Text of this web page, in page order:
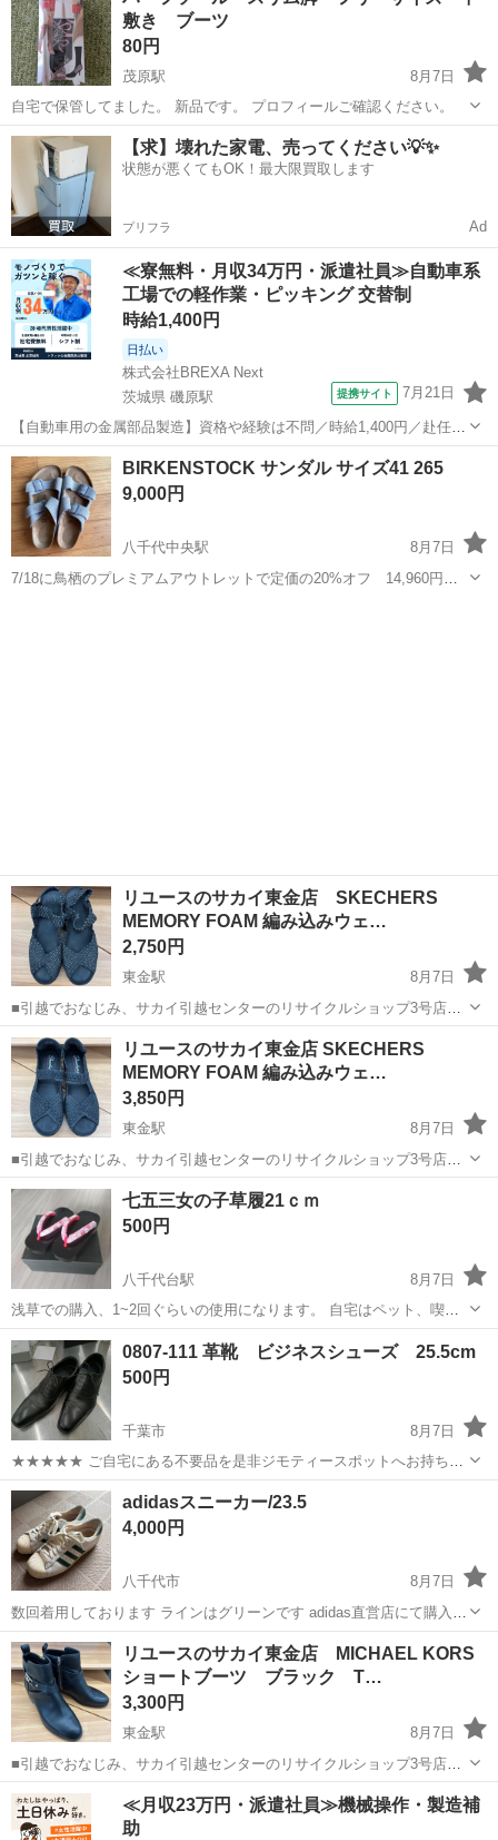
あります。その場合相談し...
敷き ブーツ
80円
茂原駅
8月7日
自宅で保管してました。 新品です。 プロフィールご確認ください。
千葉 茂原市 茂原駅 靴 新品
【求】壊れた家電、売ってください💡✨
状態が悪くてもOK！最大限買取します
プリフラ Ad
≪寮無料・月収34万円・派遣社員≫自動車系
工場での軽作業・ピッキング 交替制
時給1,400円
日払い
株式会社BREXA Next
茨城県 磯原駅
提携サイト 7月21日
【自動車用の金属部品製造】資格や経験は不問／時給1,400円／赴任旅
費会社負担／正社員登用のチャンスあり／食堂利用可能／マイカー通
勤OK《茨城県茨城市》 人気の工場のお仕事 ◇トラックの金属部品の
製造◇ ★トラックの金属...
茨城 北茨城市 磯原駅 その他
BIRKENSTOCK サンダル サイズ41 265
9,000円
八千代中央駅
8月7日
7/18に鳥栖のプレミアムアウトレットで定価の20%オフ 14,960円で
リユースのサカイ東金店 SKECHERS
MEMORY FOAM 編み込みウェ…
2,750円
東金駅
8月7日
■引越でおなじみ、サカイ引越センターのリサイクルショップ3号店が
オープン致しました。 リユースのサカイ東金店です！ ★住所：千葉県
東金市南上宿11-8 JR東金駅から徒歩15分です！ ただいまオープンキ
ャンペーン...
千葉 東金市 リユース
リユースのサカイ東金店 SKECHERS
MEMORY FOAM 編み込みウェ…
3,850円
東金駅
8月7日
■引越でおなじみ、サカイ引越センターのリサイクルショップ3号店が
オープン致しました。 リユースのサカイ東金店です！ ★住所：千葉県
東金市南上宿11-8 JR東金駅から徒歩15分です！ ただいまオープンキ
ャンペーン...
千葉 東金市 東金駅 靴
七五三女の子草履21ｃｍ
500円
八千代台駅
8月7日
浅草での購入、1~2回ぐらいの使用になります。 自宅はペット、喫煙
者おりませんが、素人保管であることをご理解頂けたらと思います。
取引場所:〒262-0045 千葉県千葉市花見川区作新台４丁目６−２４ セブ
ン-イレブン ...
千葉 習志野市 八千代台駅 靴
0807-111 革靴 ビジネスシューズ 25.5cm
500円
千葉市
8月7日
★★★★★ ご自宅にある不要品を是非ジモティースポットへお持ち込
みしませんか？ 家電、趣味・スポーツ・レジャー用品、こども用品、
衣料服飾品、生活雑貨、家具、本、CD・DVDなどが無料でまとめて持
ち込めます！ ※詳細はこ...
千葉 千葉市
adidasスニーカー/23.5
4,000円
八千代市
8月7日
数回着用しております ラインはグリーンです adidas直営店にて購入し
ました 履く機会があまりないので出品します
千葉 八千代市
リユースのサカイ東金店 MICHAEL KORS
ショートブーツ ブラック T…
3,300円
東金駅
8月7日
■引越でおなじみ、サカイ引越センターのリサイクルショップ3号店が
オープン致しました。 リユースのサカイ東金店です！ ★住所：千葉県
東金市南上宿11-8 JR東金駅から徒歩15分です！ ただいまオープンキ
ャンペーン...
千葉 東金市 東金駅 靴 ショートブーツ
≪月収23万円・派遣社員≫機械操作・製造補
助